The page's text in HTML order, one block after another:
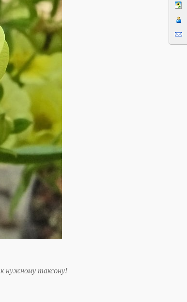
к нужному таксону!